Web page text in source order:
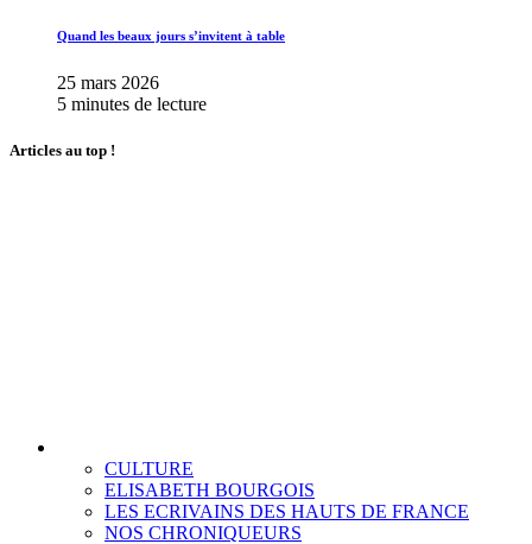
Quand les beaux jours s’invitent à table
25 mars 2026
5 minutes de lecture
Articles au top !
CULTURE
ELISABETH BOURGOIS
LES ECRIVAINS DES HAUTS DE FRANCE
NOS CHRONIQUEURS